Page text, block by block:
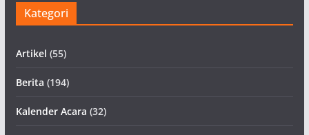
Kategori
Artikel (55)
Berita (194)
Kalender Acara (32)